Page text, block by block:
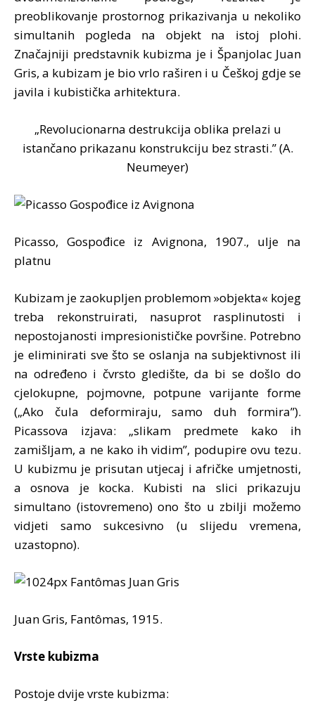
preoblikovanje prostornog prikazivanja u nekoliko
simultanih pogleda na objekt na istoj plohi.
Značajniji predstavnik kubizma je i Španjolac Juan
Gris, a kubizam je bio vrlo raširen i u Češkoj gdje se
javila i kubistička arhitektura.
„Revolucionarna destrukcija oblika prelazi u
istančano prikazanu konstrukciju bez strasti.” (A.
Neumeyer)
Picasso, Gospođice iz Avignona, 1907., ulje na
platnu
Kubizam je zaokupljen problemom »objekta« kojeg
treba rekonstruirati, nasuprot rasplinutosti i
nepostojanosti impresionističke površine. Potrebno
je eliminirati sve što se oslanja na subjektivnost ili
na određeno i čvrsto gledište, da bi se došlo do
cjelokupne, pojmovne, potpune varijante forme
(„Ako čula deformiraju, samo duh formira”).
Picassova izjava: „slikam predmete kako ih
zamišljam, a ne kako ih vidim”, podupire ovu tezu.
U kubizmu je prisutan utjecaj i afričke umjetnosti,
a osnova je kocka. Kubisti na slici prikazuju
simultano (istovremeno) ono što u zbilji možemo
vidjeti samo sukcesivno (u slijedu vremena,
uzastopno).
Juan Gris, Fantômas, 1915.
Vrste kubizma
Postoje dvije vrste kubizma: